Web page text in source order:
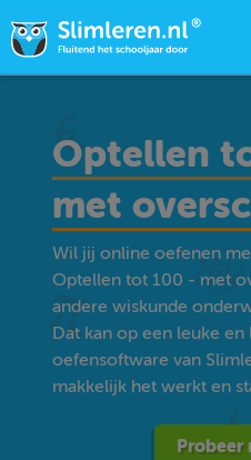
Optellen
met
Wil jij online oefenen
Optellen tot 100 - met
andere wiskunde
Dat kan op een leuke
oefensoftware van
makkelijk het werkt en
Probeer